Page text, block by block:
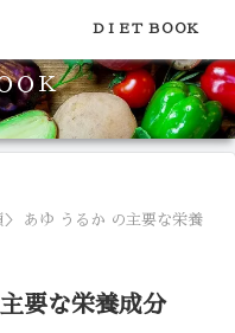
かる！健康やダイエットに
ＯＫ
＞ あゆ うるか の主要な栄養
要な栄養成分
ＤＩＥＴ ＢＯＯＫ